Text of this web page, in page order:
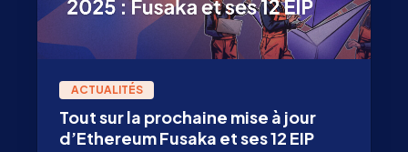
ACTUALITÉS
Tout sur la prochaine mise à jour
d’Ethereum Fusaka et ses 12 EIP